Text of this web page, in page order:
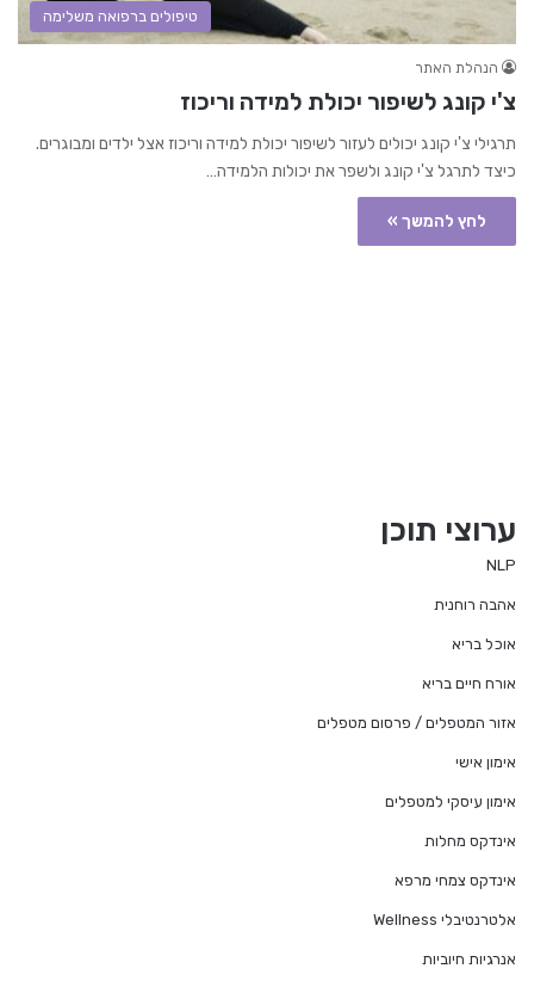
טיפולים ברפואה משלימה
הנהלת האתר
צ'י קונג לשיפור יכולת למידה וריכוז
תרגילי צ'י קונג יכולים לעזור לשיפור יכולת למידה וריכוז אצל ילדים ומבוגרים.
כיצד לתרגל צ'י קונג ולשפר את יכולות הלמידה…
לחץ להמשך »
ערוצי תוכן
NLP
אהבה רוחנית
אוכל בריא
אורח חיים בריא
אזור המטפלים / פרסום מטפלים
אימון אישי
אימון עיסקי למטפלים
אינדקס מחלות
אינדקס צמחי מרפא
אלטרנטיבלי Wellness
אנרגיות חיוביות